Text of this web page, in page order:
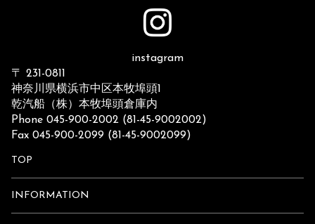
instagram
〒 231-0811
神奈川県横浜市中区本牧埠頭1
乾汽船（株）本牧埠頭倉庫内
Phone 045-900-2002 (81-45-9002002)
Fax 045-900-2099 (81-45-9002099)
TOP
INFORMATION